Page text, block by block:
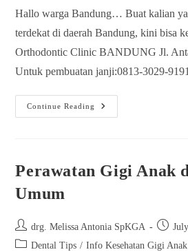
Hallo warga Bandung… Buat kalian
terdekat di daerah Bandung, kini bisa
Orthodontic Clinic BANDUNG Jl.
Untuk pembuatan janji:0813-3029-
Continue Reading
Perawatan Gigi Anak
Umum
drg. Melissa Antonia SpKGA
Dental Tips / Info Kesehatan Gigi Anak